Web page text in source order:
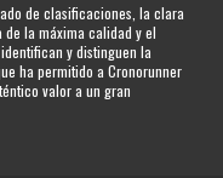
de clasificaciones, la clara
la máxima calidad y el
y distinguen la
ha permitido a Cronorunner
valor a un gran